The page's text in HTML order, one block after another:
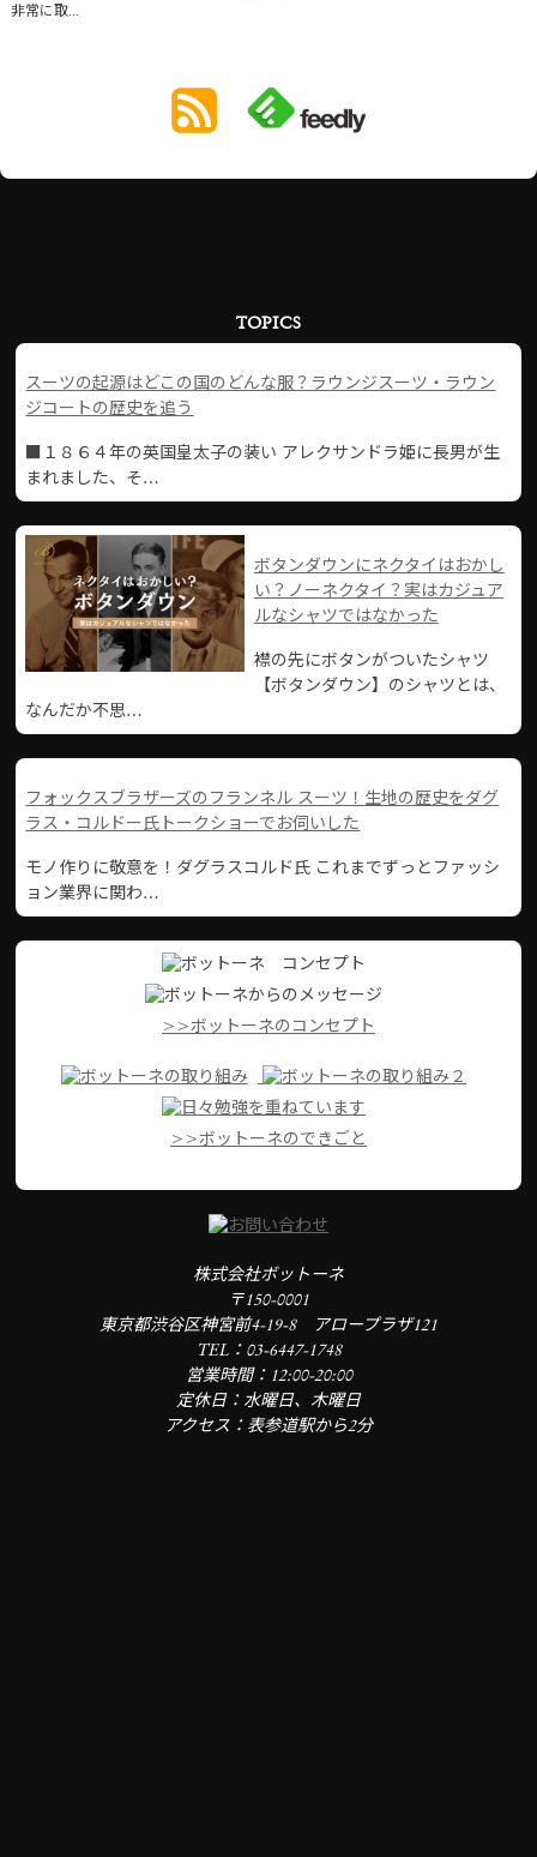
非常に取...
TOPICS
スーツの起源はどこの国のどんな服？ラウンジスーツ・ラウン
ジコートの歴史を追う
■１８６４年の英国皇太子の装い アレクサンドラ姫に長男が生
まれました、そ…
ボタンダウンにネクタイはおかし
い？ノーネクタイ？実はカジュア
ルなシャツではなかった
襟の先にボタンがついたシャツ
【ボタンダウン】のシャツとは、
なんだか不思…
フォックスブラザーズのフランネル スーツ！生地の歴史をダグ
ラス・コルドー氏トークショーでお伺いした
モノ作りに敬意を！ダグラスコルド氏 これまでずっとファッシ
ョン業界に関わ…
>>ボットーネのコンセプト
>>ボットーネのできごと
株式会社ボットーネ
〒150-0001
東京都渋谷区神宮前4-19-8 アロープラザ121
TEL：03-6447-1748
営業時間：12:00-20:00
定休日：水曜日、木曜日
アクセス：表参道駅から2分